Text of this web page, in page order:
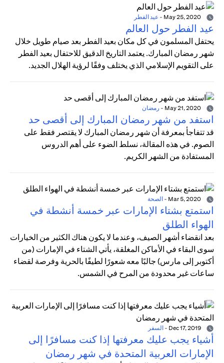
- عيد الفطر
عيد الفطر حول العالم
يحتفل المسلمون في كل مكان بعيد الفطر بعد صيام طويل خلال
شهر رمضان المبارك. يعتمد التاريخ الدقيق للاحتفال بعيد الفطر
على التقويم الإسلامي الذي يختلف وفقًا لرؤية الهلال الجديد.
- رمضان
استفد من شهر رمضان المبارك إلى أقصى حد
قد تتفاجأ بمعرفة أن شهر رمضان المبارك لا يقتصر فقط على
الصوم. في هذه المقالة، نسلط الضوء على أهم الدروس
المستفادة من الشهر الكريم.
- الصحة
استمتع بشتاء الإمارات عبر خمسة أنشطة في
الهواء الطلق
بعد انقضاء أشهر الصيف، وعندما لا يكون هناك الكثير من الخيارات
سوى البقاء في الأماكن المغلقة، يأتي الشتاء في الإمارات (من
أكتوبر إلى مارس) جالبًا معه شعورًا لطيفًا بالحرية وفرصة لقضاء
ساعات غير محدودة من المرح في الشمس.
- السفر
أشياء يجب عليك معرفتها إذا كنت مسافرًا إلى
الإمارات العربية المتحدة في شهر رمضان